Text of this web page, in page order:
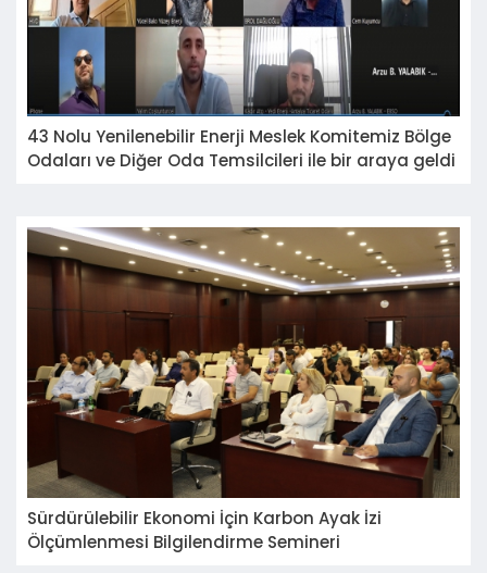
43 Nolu Yenilenebilir Enerji Meslek Komitemiz Bölge
Odaları ve Diğer Oda Temsilcileri ile bir araya geldi
Sürdürülebilir Ekonomi İçin Karbon Ayak İzi
Ölçümlenmesi Bilgilendirme Semineri